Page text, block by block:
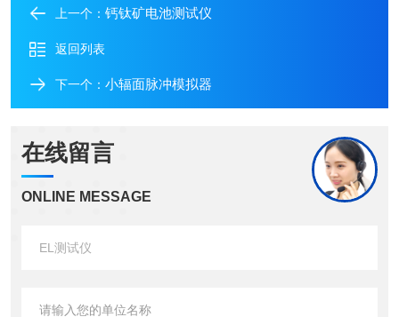
上一个： 钙钛矿电池测试仪
返回列表
下一个： 小辐面脉冲模拟器
在线留言
ONLINE MESSAGE